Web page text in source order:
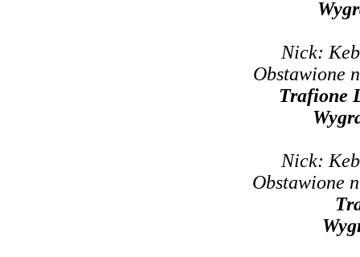
Nick:
Obstawione
Trafione
Nick:
Obstawione